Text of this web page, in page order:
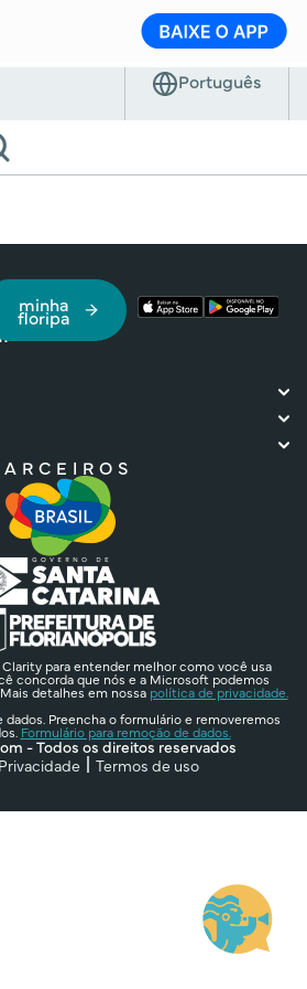
minha
floripa
para entender melhor como você usa
concorda que nós e a Microsoft podemos
detalhes em nossa política de privacidade.
Preencha o formulário e removeremos
Formulário para remoção de dados.
- Todos os direitos reservados
Termos de uso